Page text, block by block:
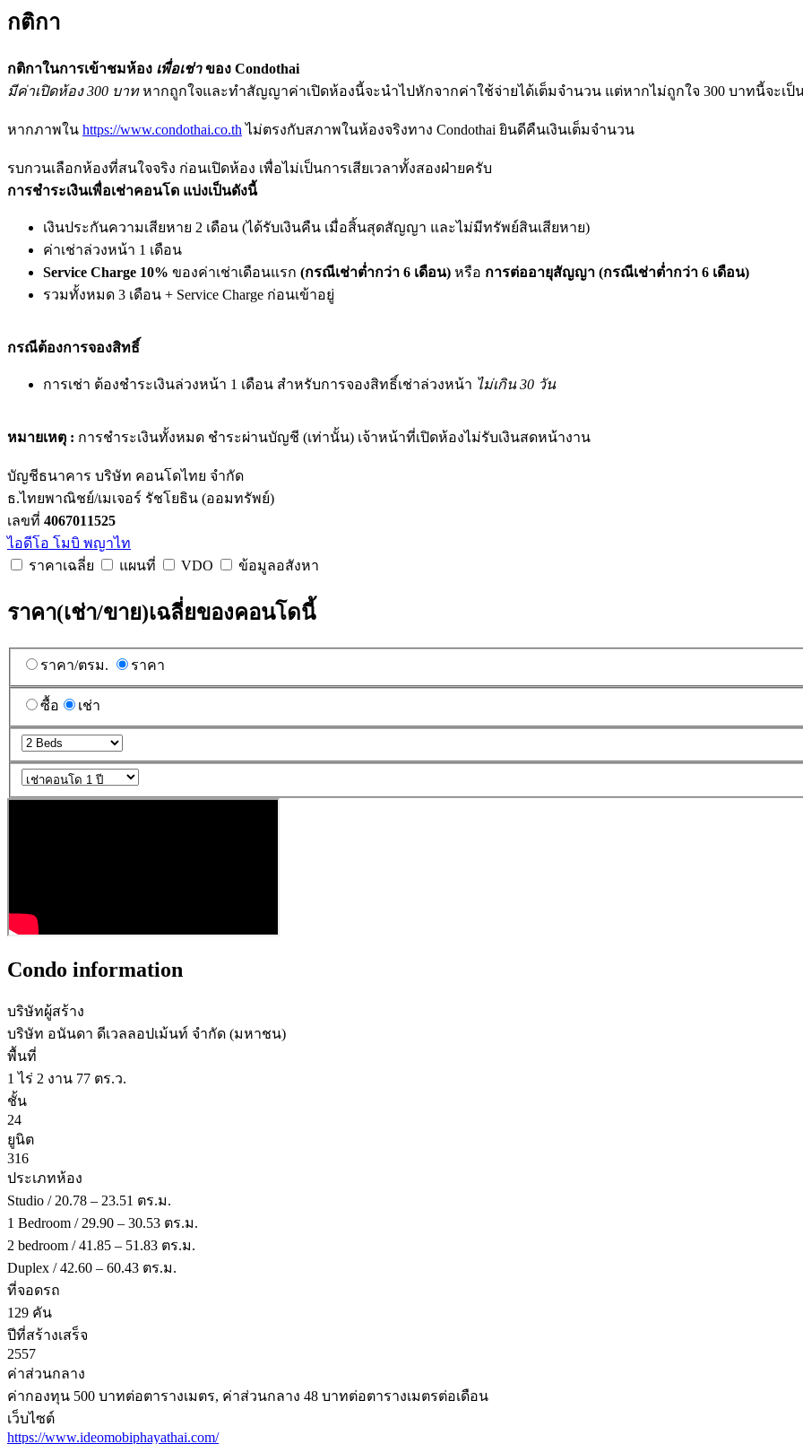
กติกา
กติกาในการเข้าชมห้อง เพื่อเช่าของ Condothai
มีค่าเปิดห้อง 300 บาทหากถูกใจและทำสัญญาค่าเปิดห้องนี้จะนำไปหักจากค่าใช้จ่ายได้เต็มจำนวน แต่หากไม่ถูกใจ 300 บาทนี้จะเป็
หากภาพใน https://www.condothai.co.th ไม่ตรงกับสภาพในห้องจริงทาง Condothai ยินดีคืนเงินเต็มจำนวน
รบกวนเลือกห้องที่สนใจจริง ก่อนเปิดห้อง เพื่อไม่เป็นการเสียเวลาทั้งสองฝ่ายครับ
การชำระเงินเพื่อเช่าคอนโด แบ่งเป็นดังนี้
เงินประกันความเสียหาย 2 เดือน (ได้รับเงินคืน เมื่อสิ้นสุดสัญญา และไม่มีทรัพย์สินเสียหาย)
ค่าเช่าล่วงหน้า 1 เดือน
Service Charge 10% ของค่าเช่าเดือนแรก (กรณีเช่าต่ำกว่า 6 เดือน) หรือ การต่ออายุสัญญา (กรณีเช่าต่ำกว่า 6 เดือน)
รวมทั้งหมด 3 เดือน + Service Charge ก่อนเข้าอยู่
กรณีต้องการจองสิทธิ์
การเช่า ต้องชำระเงินล่วงหน้า 1 เดือน สำหรับการจองสิทธิ์เช่าล่วงหน้า ไม่เกิน 30 วัน
หมายเหตุ : การชำระเงินทั้งหมด ชำระผ่านบัญชี (เท่านั้น) เจ้าหน้าที่เปิดห้องไม่รับเงินสดหน้างาน
บัญชีธนาคาร บริษัท คอนโดไทย จำกัด
ธ.ไทยพาณิชย์/เมเจอร์ รัชโยธิน (ออมทรัพย์)
เลขที่ 4067011525
ไอดีโอ โมบิ พญาไท
ราคาเฉลี่ย
แผนที่ VDO ข้อมูลอสังหา
ราคา(เช่า/ขาย)เฉลี่ยของคอนโดนี้
ราคา/ตรม. ราคา
ซื้อ เช่า
Condo information
บริษัทผู้สร้าง
บริษัท อนันดา ดีเวลลอปเม้นท์ จำกัด (มหาชน)
พื้นที่
1 ไร่ 2 งาน 77 ตร.ว.
ชั้น
24
ยูนิต
316
ประเภทห้อง
Studio / 20.78 – 23.51 ตร.ม.
1 Bedroom / 29.90 – 30.53 ตร.ม.
2 bedroom / 41.85 – 51.83 ตร.ม.
Duplex / 42.60 – 60.43 ตร.ม.
ที่จอดรถ
129 คัน
ปีที่สร้างเสร็จ
2557
ค่าส่วนกลาง
ค่ากองทุน 500 บาทต่อตารางเมตร, ค่าส่วนกลาง 48 บาทต่อตารางเมตรต่อเดือน
เว็บไซต์
https://www.ideomobiphayathai.com/